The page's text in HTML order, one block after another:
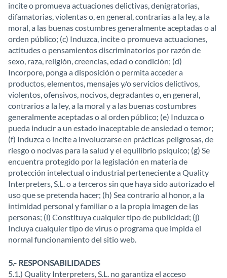
incite o promueva actuaciones delictivas, denigratorias,
difamatorias, violentas o, en general, contrarias a la ley, a la
moral, a las buenas costumbres generalmente aceptadas o al
orden público; (c) Induzca, incite o promueva actuaciones,
actitudes o pensamientos discriminatorios por razón de
sexo, raza, religión, creencias, edad o condición; (d)
Incorpore, ponga a disposición o permita acceder a
productos, elementos, mensajes y/o servicios delictivos,
violentos, ofensivos, nocivos, degradantes o, en general,
contrarios a la ley, a la moral y a las buenas costumbres
generalmente aceptadas o al orden público; (e) Induzca o
pueda inducir a un estado inaceptable de ansiedad o temor;
(f) Induzca o incite a involucrarse en prácticas peligrosas, de
riesgo o nocivas para la salud y el equilibrio psíquico; (g) Se
encuentra protegido por la legislación en materia de
protección intelectual o industrial perteneciente a Quality
Interpreters, S.L. o a terceros sin que haya sido autorizado el
uso que se pretenda hacer; (h) Sea contrario al honor, a la
intimidad personal y familiar o a la propia imagen de las
personas; (i) Constituya cualquier tipo de publicidad; (j)
Incluya cualquier tipo de virus o programa que impida el
normal funcionamiento del sitio web.
5.- RESPONSABILIDADES
5.1.) Quality Interpreters, S.L. no garantiza el acceso